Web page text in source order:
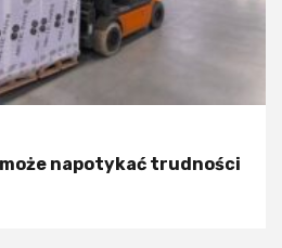
napotykać trudności